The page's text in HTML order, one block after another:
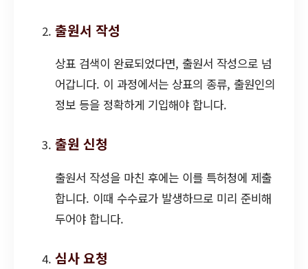
출원서 작성
상표 검색이 완료되었다면, 출원서 작성으로 넘
어갑니다. 이 과정에서는 상표의 종류, 출원인의
정보 등을 정확하게 기입해야 합니다.
출원 신청
출원서 작성을 마친 후에는 이를 특허청에 제출
합니다. 이때 수수료가 발생하므로 미리 준비해
두어야 합니다.
심사 요청